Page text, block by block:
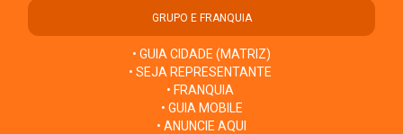
GRUPO E FRANQUIA
• GUIA CIDADE (MATRIZ)
• SEJA REPRESENTANTE
• FRANQUIA
• GUIA MOBILE
• ANUNCIE AQUI